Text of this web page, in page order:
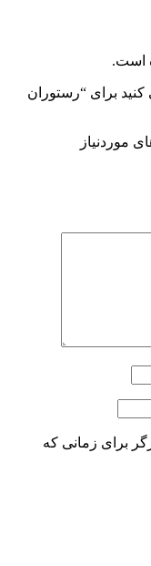
است.
برای “رستوران
موردنیاز
برای زمانی که